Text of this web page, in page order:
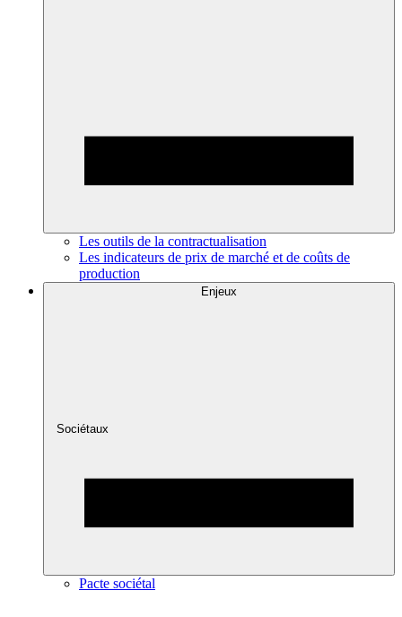
Les outils de la contractualisation
Les indicateurs de prix de marché et de coûts de
production
Enjeux
Sociétaux
Pacte sociétal